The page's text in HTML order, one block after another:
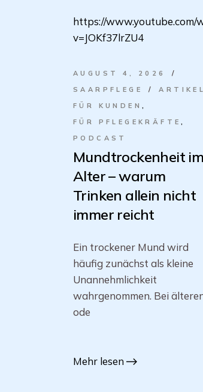
https://www.youtube.com/
v=JOKf37lrZU4
AUGUST 4, 2026
SAARPFLEGE
ARTIKEL
FÜR KUNDEN
FÜR PFLEGEKRÄFTE
PODCAST
Mundtrockenheit im
Alter – warum
Trinken allein nicht
immer reicht
Ein trockener Mund wird
häufig zunächst als kleine
Unannehmlichkeit
wahrgenommen. Bei
ode
Mehr lesen